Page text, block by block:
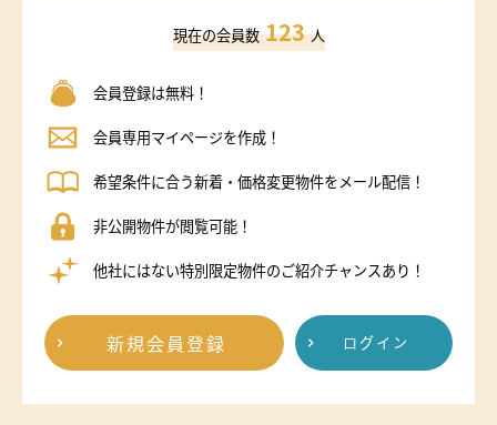
現在の会員数 123 人
会員登録は無料！
会員専用マイページを作成！
希望条件に合う新着・価格変更物件をメール配信！
非公開物件が閲覧可能！
他社にはない特別限定物件のご紹介チャンスあり！
新規会員登録 ログイン